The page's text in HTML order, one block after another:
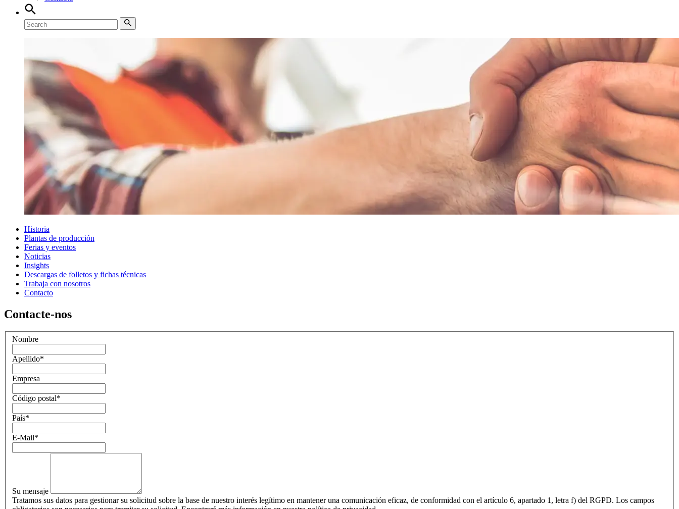
Historia
Plantas de producción
Ferias y eventos
Noticias
Insights
Descargas de folletos y fichas técnicas
Trabaja con nosotros
Contacto
Contacte-nos
Nombre
Apellido*
Empresa
Código postal*
País*
E-Mail*
Su mensaje
Tratamos sus datos para gestionar su solicitud sobre la base de nuestro interés legítimo en mantener una comunicación eficaz, de conformidad con el artículo 6, apartado 1, letra f) del RGPD. Los campos